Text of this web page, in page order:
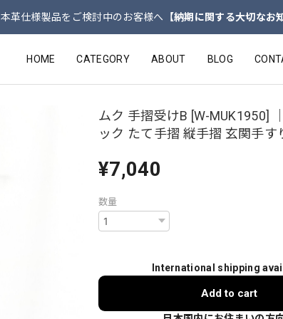
本革仕様製品をご検討中のお客様へ 【納期に関する大切なお
HOME CATEGORY ABOUT BLOG
ムク 手摺受けB [W-MUK1950]
ック たて手摺 縦手摺 玄関手す
¥7,040
数量
International shipping
Add to cart